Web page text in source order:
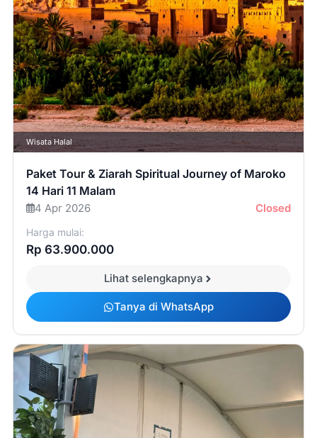
Wisata Halal
Paket Tour & Ziarah Spiritual Journey of Maroko
14 Hari 11 Malam
4 Apr 2026 Closed
Harga mulai:
Rp 63.900.000
Lihat selengkapnya
Tanya di WhatsApp